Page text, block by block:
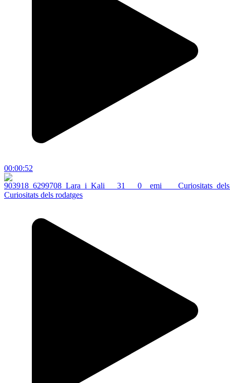
00:00:52
Curiositats dels rodatges